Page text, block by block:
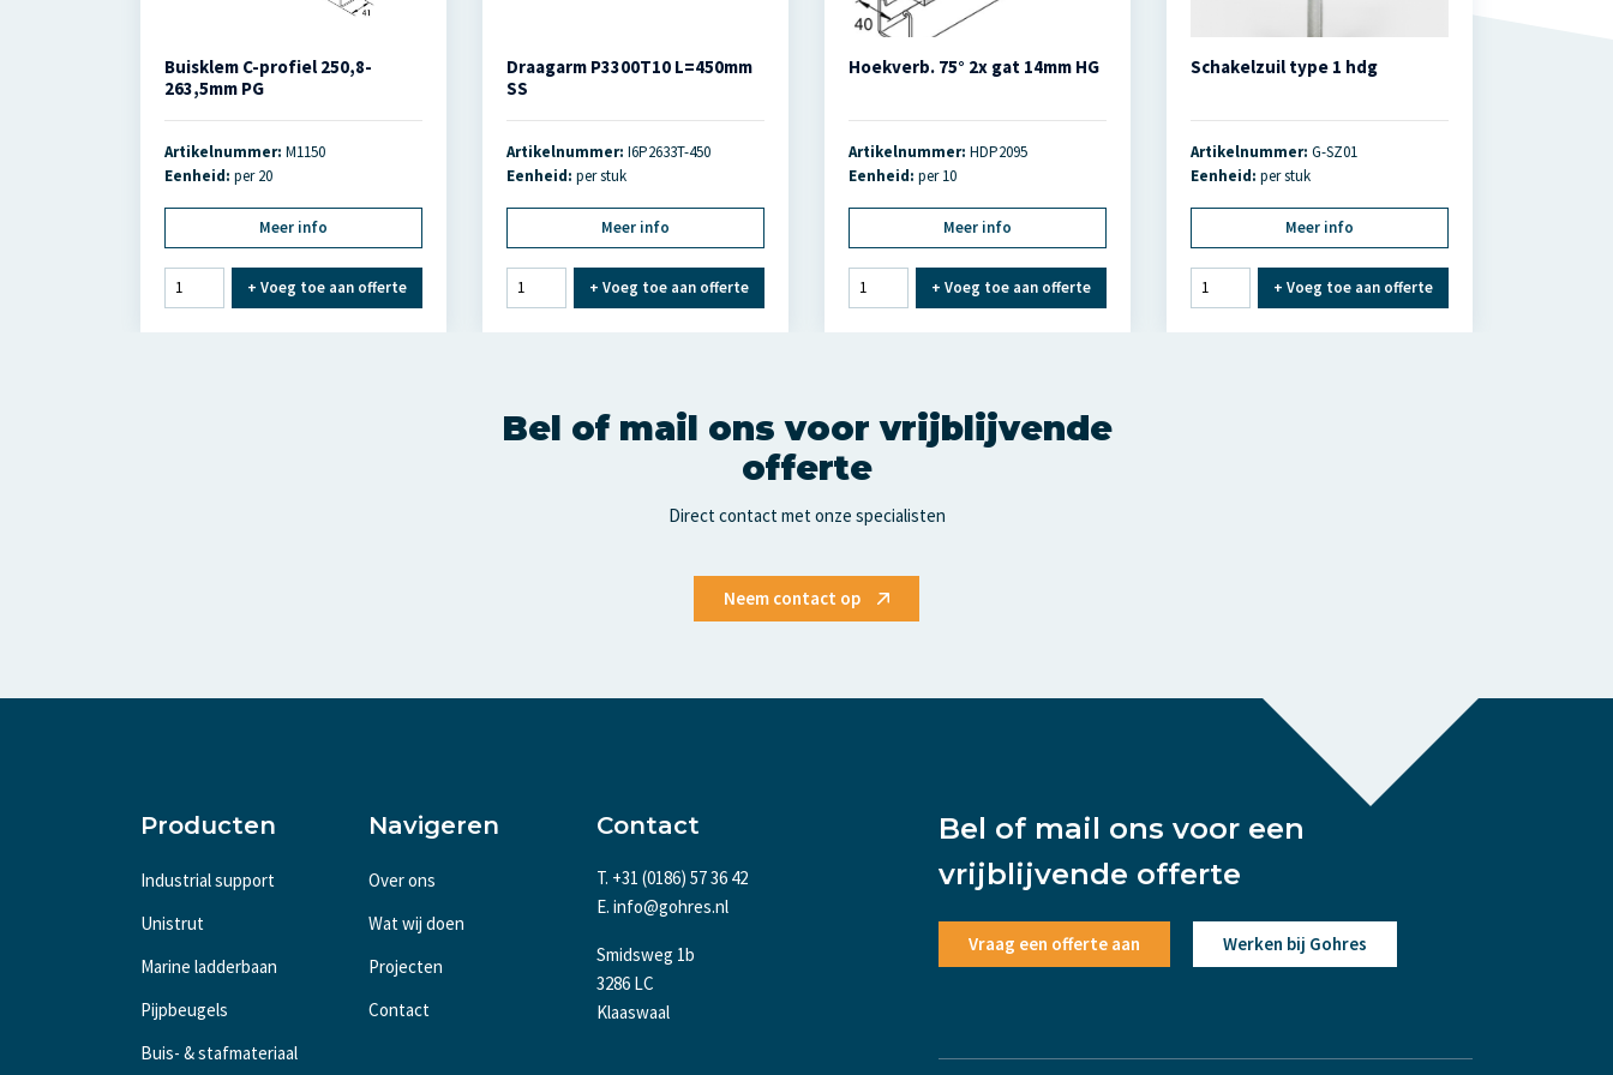
Buisklem C-profiel 250,8-
263,5mm PG
Artikelnummer: M1150
Eenheid: per 20
Meer info
+ Voeg toe aan offerte
Draagarm P3300T10 L=450mm
SS
Artikelnummer: I6P2633T-450
Eenheid: per stuk
Meer info
+ Voeg toe aan offerte
Hoekverb. 75° 2x gat 14mm HG
Artikelnummer: HDP2095
Eenheid: per 10
Meer info
+ Voeg toe aan offerte
Schakelzuil type 1 hdg
Artikelnummer: G-SZ01
Eenheid: per stuk
Meer info
+ Voeg toe aan offerte
Bel of mail ons voor vrijblijvende
offerte
Direct contact met onze specialisten
Neem contact op
Producten
Industrial support
Unistrut
Marine ladderbaan
Pijpbeugels
Buis- & stafmateriaal
Navigeren
Over ons
Wat wij doen
Projecten
Contact
Contact
T. +31 (0186) 57 36 42
E. info@gohres.nl
Smidsweg 1b
3286 LC
Klaaswaal
Bel of mail ons voor een
vrijblijvende offerte
Vraag een offerte aan Werken bij Gohres